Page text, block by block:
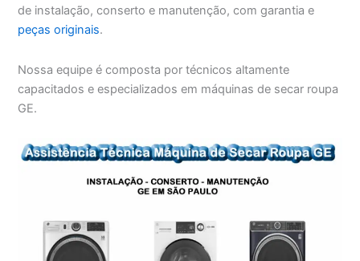
de instalação, conserto e manutenção, com garantia e
peças originais.
Nossa equipe é composta por técnicos altamente
capacitados e especializados em máquinas de secar roupa
GE.